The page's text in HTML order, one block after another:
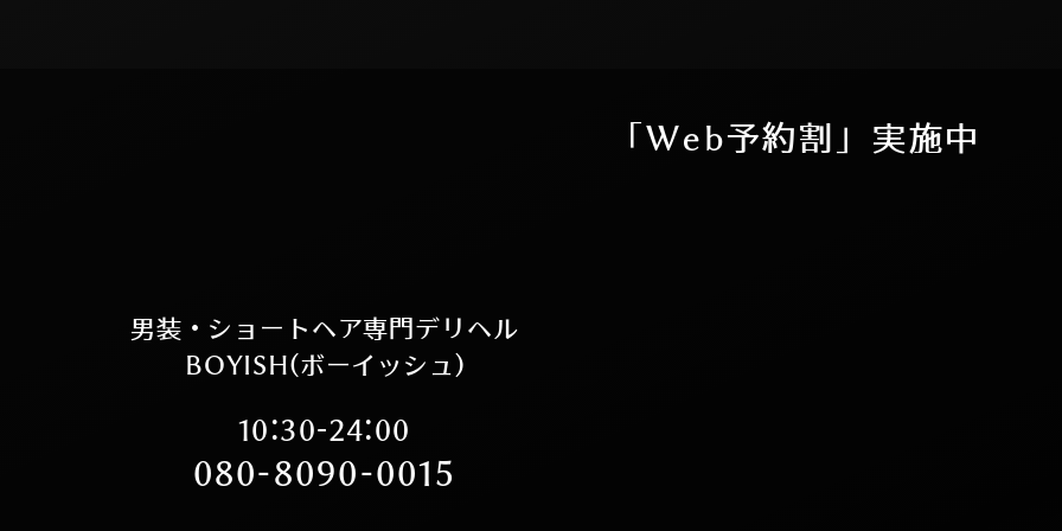
「We b予約割 」 実施中
男装・ショートヘア専門デリヘル
BOYISH(ボーイッシュ)
10:30-24:00
080-8090-0015